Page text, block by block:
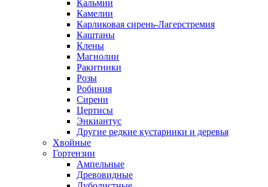
Кальмии
Камелии
Карликовая сирень-Лагерстремия
Каштаны
Клены
Магнолии
Ракитники
Розы
Робиния
Сирени
Цертисы
Энкиантус
Другие редкие кустарники и деревья
Хвойные
Гортензии
Ампельные
Древовидные